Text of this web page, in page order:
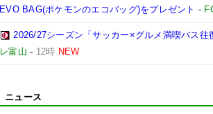
EVO BAG(ポケモンのエコバッグ)をプレゼント -
2026/27シーズン「サッカー×グルメ満喫バス
レ富山 - 12時 NEW
ニュース